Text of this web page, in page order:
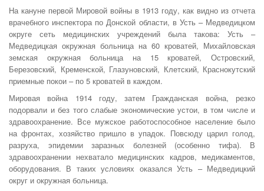
На кануне первой Мировой войны в 1913 году, как видно из отчета
врачебного инспектора по Донской области, в Усть – Медведицком
округе сеть медицинских учреждений была такова: Усть –
Медведицкая окружная больница на 60 кроватей, Михайловская
земская окружная больница на 15 кроватей, Островский,
Березовский, Кременской, Глазуновский, Клетский, Краснокутский
приемные покои – по 5 кроватей в каждом.
Мировая война 1914 году, затем Гражданская война, резко
подорвали и без того слабые экономические устои, в том числе и
здравоохранение. Все мужское работоспособное население было
на фронтах, хозяйство пришло в упадок. Повсюду царил голод,
разруха, эпидемии заразных болезней (особенно тифа). В
здравоохранении нехватало медицинских кадров, медикаментов,
оборудования. В таких условиях оказался Усть – Медведицкий
округ и окружная больница.